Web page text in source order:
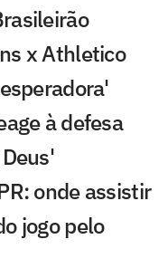
x Athletico
à defesa
onde assistir
jogo pelo